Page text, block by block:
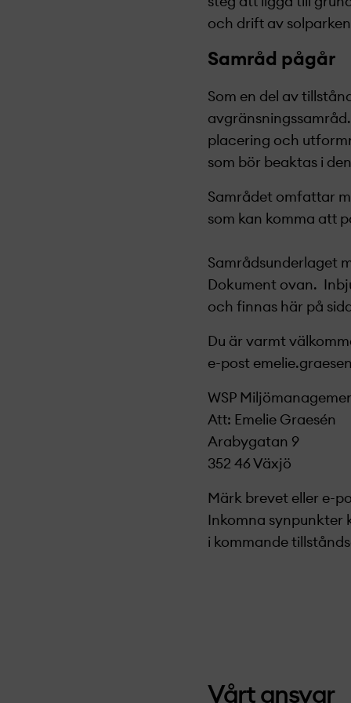
och drift av
Samråd pågår
Som en del av
placering och
som bör beaktas i
Samrådet omfattar
som kan komma att
Samrådsunderlaget
Dokument ovan. I
och finnas här på
Du är varmt
e-post emelie.gr
WSP
Att: Emelie Graesén
Arabygatan 9
352 46 Växjö
Märk brevet eller e-
Inkomna synpunkter
i kommande
Vårt ansvar